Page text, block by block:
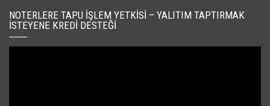
NOTERLERE TAPU İŞLEM YETKISI – YALITIM TAPTIRMAK
İSTEYENE KREDI DESTEĞI